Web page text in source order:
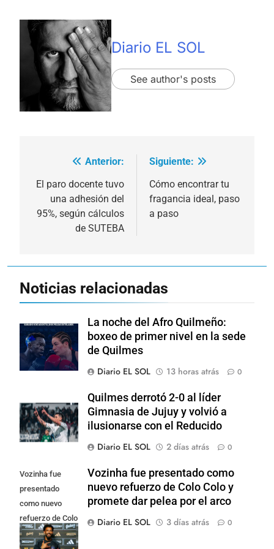
Diario EL SOL
See author's posts
Navegación
de
entradas
Anterior:
El paro docente tuvo
una adhesión del
95%, según cálculos
de SUTEBA
Siguiente:
Cómo encontrar tu
fragancia ideal, paso
a paso
Noticias relacionadas
La noche del Afro Quilmeño:
boxeo de primer nivel en la sede
de Quilmes
Diario EL SOL
13 horas atrás 0
Quilmes derrotó 2-0 al líder
Gimnasia de Jujuy y volvió a
ilusionarse con el Reducido
Diario EL SOL
2 días atrás 0
Vozinha fue
presentado
como nuevo
refuerzo de Colo
Colo y promete
Vozinha fue presentado como
nuevo refuerzo de Colo Colo y
promete dar pelea por el arco
Diario EL SOL
3 días atrás 0